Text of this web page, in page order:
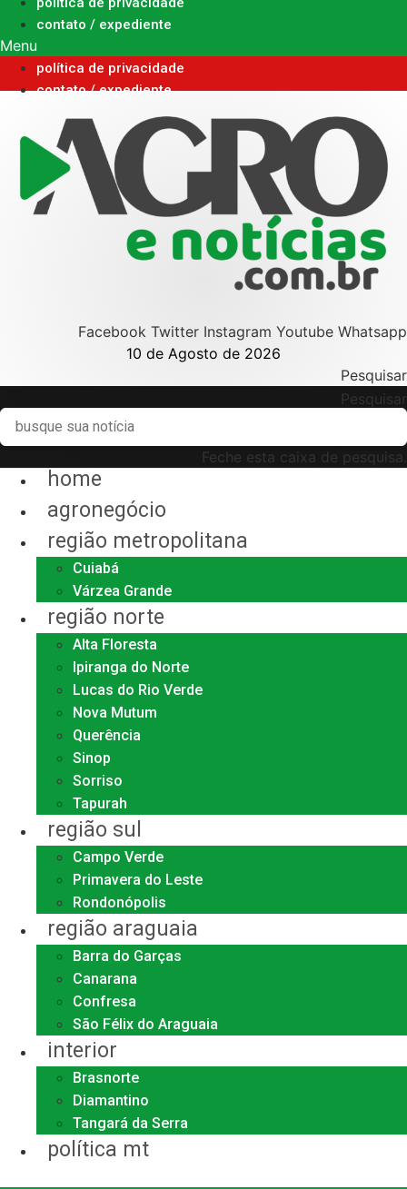
para
o
conteúdo
contato / expediente
Menu
política de privacidade
contato / expediente
Facebook Twitter Instagram Youtube Whatsapp
10 de Agosto de 2026
Pesquisar
Pesquisar
Feche esta caixa de pesquisa.
home
agronegócio
região metropolitana
Cuiabá
Várzea Grande
região norte
Alta Floresta
Ipiranga do Norte
Lucas do Rio Verde
Nova Mutum
Querência
Sinop
Sorriso
Tapurah
região sul
Campo Verde
Primavera do Leste
Rondonópolis
região araguaia
Barra do Garças
Canarana
Confresa
São Félix do Araguaia
interior
Brasnorte
Diamantino
Tangará da Serra
política mt